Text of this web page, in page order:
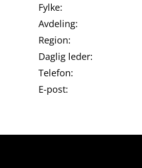
Fylke:
Avdeling:
Region:
Daglig leder:
Telefon:
E-post: